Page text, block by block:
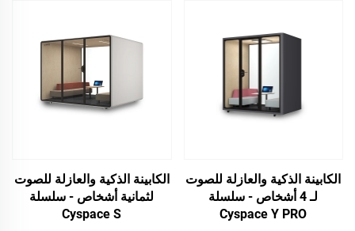
الكابينة الذكية والعازلة للصوت
لثمانية أشخاص - سلسلة
Cyspace S
الكابينة الذكية والعازلة للصوت
لـ 4 أشخاص - سلسلة
Cyspace Y PRO